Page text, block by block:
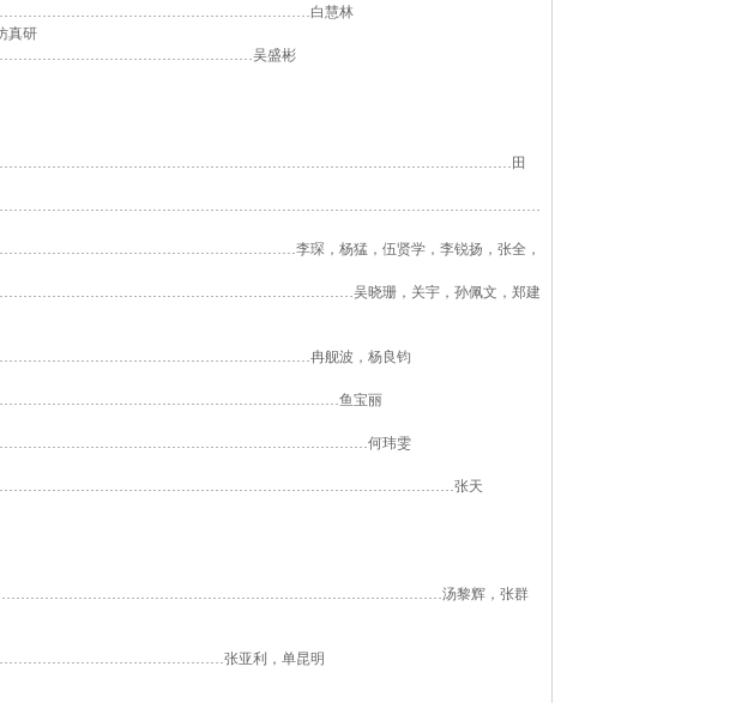
白慧林
真研
吴盛彬
田
李琛，杨猛，伍贤学，李锐扬，张全，
吴晓珊，关宇，孙佩文，郑建
冉舰波，杨良钧
鱼宝丽
何玮雯
张天
汤黎辉，张群
张亚利，单昆明